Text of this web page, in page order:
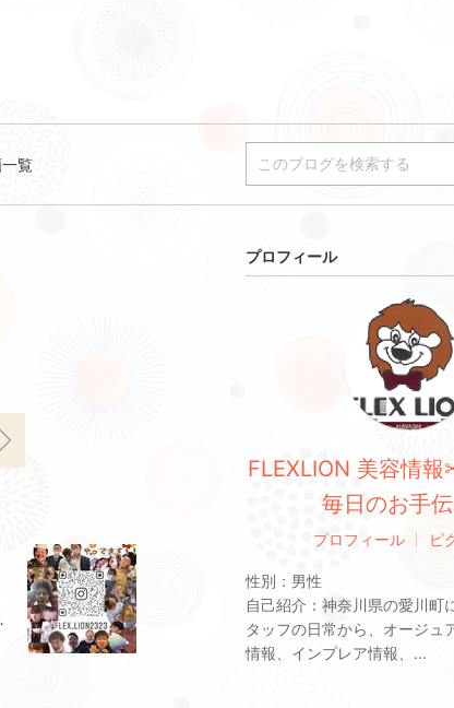
覧
楽しんでいただけると嬉しいです‪𓂃 𓈒𓏸◌‬ぜひフォローの方お願い致します🙇🏻‍♀️今後ともFLEXLIONをよろしくお願い致します!!
プロフィール
FLEXLION 美容情
毎日のお手
プロフィール ピ
性別： 男性
自己紹介： 神奈川県の愛川町
タッフの日常から、オージュ
情報、インプレア情報、...